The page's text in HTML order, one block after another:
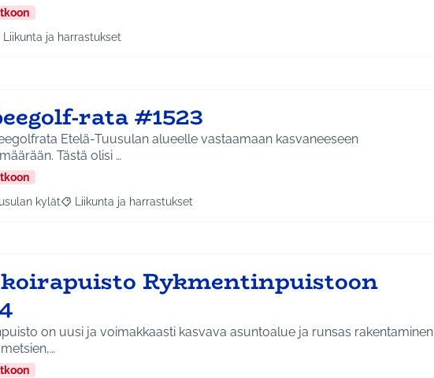
aihepiirin mukaan: Hyrylä
tulokset teeman mukaan: Liikunta ja harrastukset
Liikunta ja harrastukset
rata #1523
Etelä-Tuusulan alueelle vastaamaan kasvaneeseen
Tästä olisi …
aihepiirin mukaan: Etelä-Tuusulan kylät
kylät Rajaa tulokset teeman mukaan: Liikunta ja harrastukset
Liikunta ja harrastukset
Rykmentinpuistoon
on uusi ja voimakkaasti kasvava asuntoalue ja runsas rakentaminen